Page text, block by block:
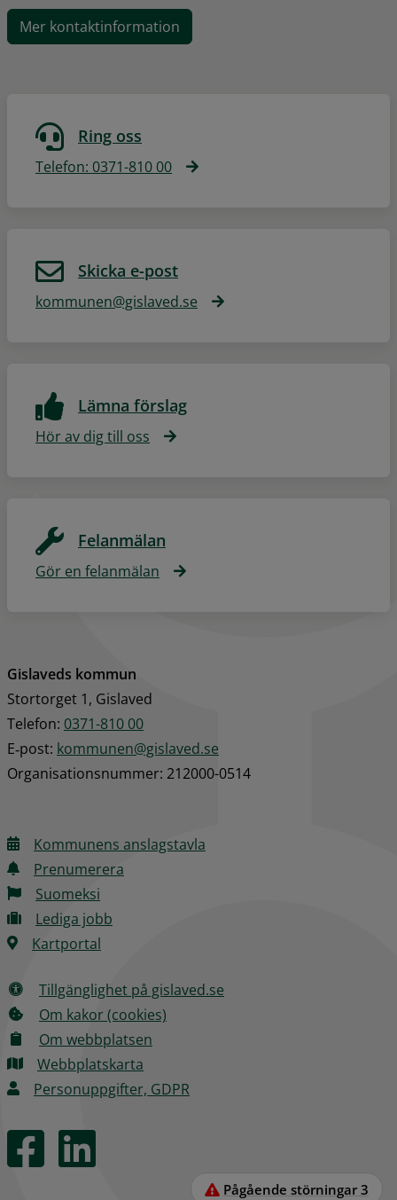
Mer kontaktinformation
Ring oss
Telefon: 0371-810 00
Skicka e-post
kommunen@gislaved.se
Lämna förslag
Hör av dig till oss
Felanmälan
Gör en felanmälan
Gislaveds kommun
Stortorget 1, Gislaved
Telefon: 0371-810 00
E‑post: kommunen@gislaved.se
Organisationsnummer: 212000-0514
Kommunens anslagstavla
Prenumerera
Suomeksi
Lediga jobb
Kartportal
Tillgänglighet på gislaved.se
Om kakor (cookies)
Om webbplatsen
Webbplatskarta
Personuppgifter, GDPR
Pågående störningar 3